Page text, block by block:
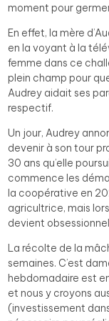
moment pour
En effet, la mère
en la voyant à la
femme dans ce
plein champ pour
Audrey aidait ses
respectif.
Un jour, Audrey
devenir à son tour
30 ans qu’elle
commence les
la coopérative en
agricultrice, mais
devient
La récolte de la
semaines. C’est
hebdomadaire est
et nous y croyons
(investissement